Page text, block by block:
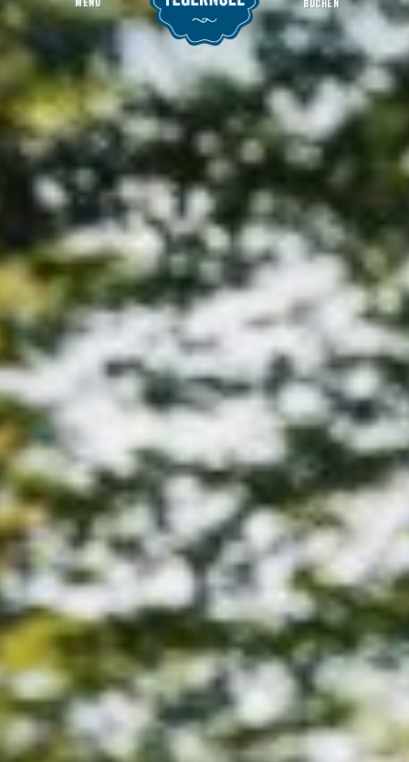
Startseite Naturschauspiel Kreuth: Weißachau-Gemeinschaft
MENU BUCHEN